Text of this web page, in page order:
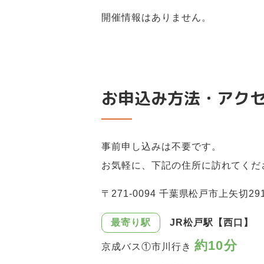
開催情報はありません。
お申込み方法・アク
事前申し込みは不要です。
お気軽に、下記の住所に訪れてくだ
〒271-0094 千葉県松戸市上矢切
最寄り駅 JR松戸駅【西口】
京成バス①市川行き 約10分